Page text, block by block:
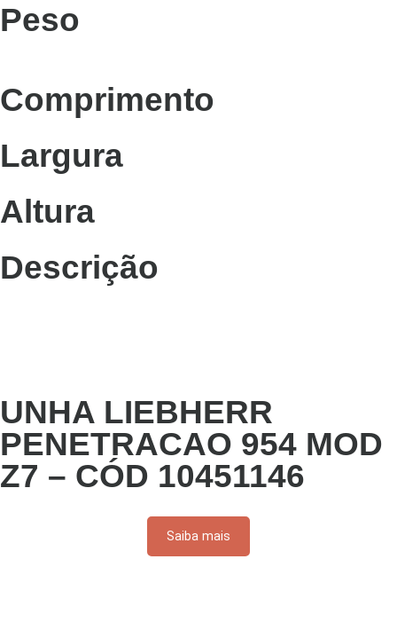
Peso
Comprimento
Largura
Altura
Descrição
UNHA LIEBHERR
PENETRACAO 954 MOD
Z7 – CÓD 10451146
Saiba mais